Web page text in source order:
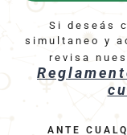
Si deseás
simultaneo y
revisa
ANTE